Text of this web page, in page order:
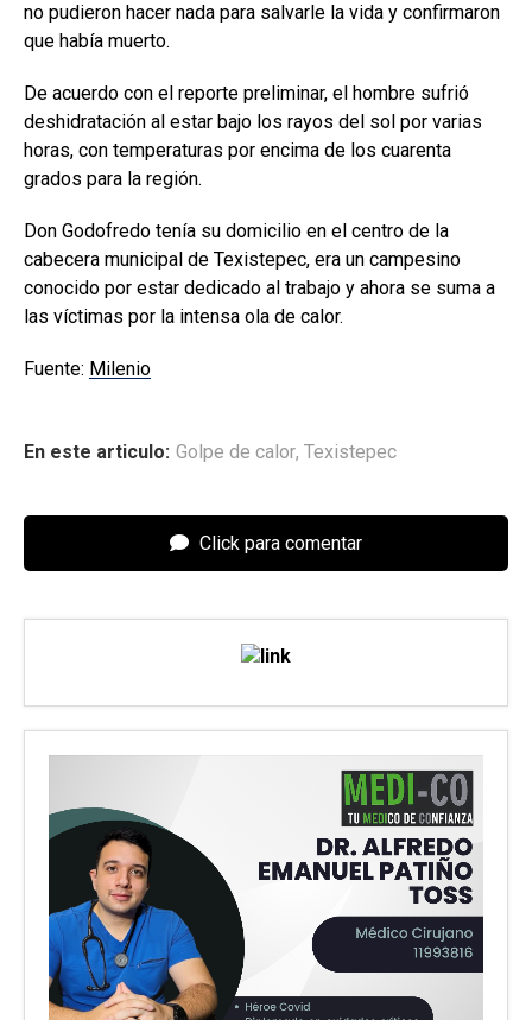
no pudieron hacer nada para salvarle la vida y confirmaron
que había muerto.
De acuerdo con el reporte preliminar, el hombre sufrió
deshidratación al estar bajo los rayos del sol por varias
horas, con temperaturas por encima de los cuarenta
grados para la región.
Don Godofredo tenía su domicilio en el centro de la
cabecera municipal de Texistepec, era un campesino
conocido por estar dedicado al trabajo y ahora se suma a
las víctimas por la intensa ola de calor.
Fuente: Milenio
En este articulo: Golpe de calor, Texistepec
Click para comentar